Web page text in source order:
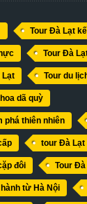
Tour Đà Lạt
Tour Đà
Lạt Tour du
dã quỳ
phá thiên nhiên
tour Đà Lạt
đôi Tour
từ Hà Nội